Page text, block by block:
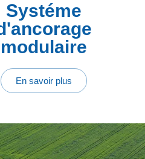
Systéme
modulaire
En savoir plus